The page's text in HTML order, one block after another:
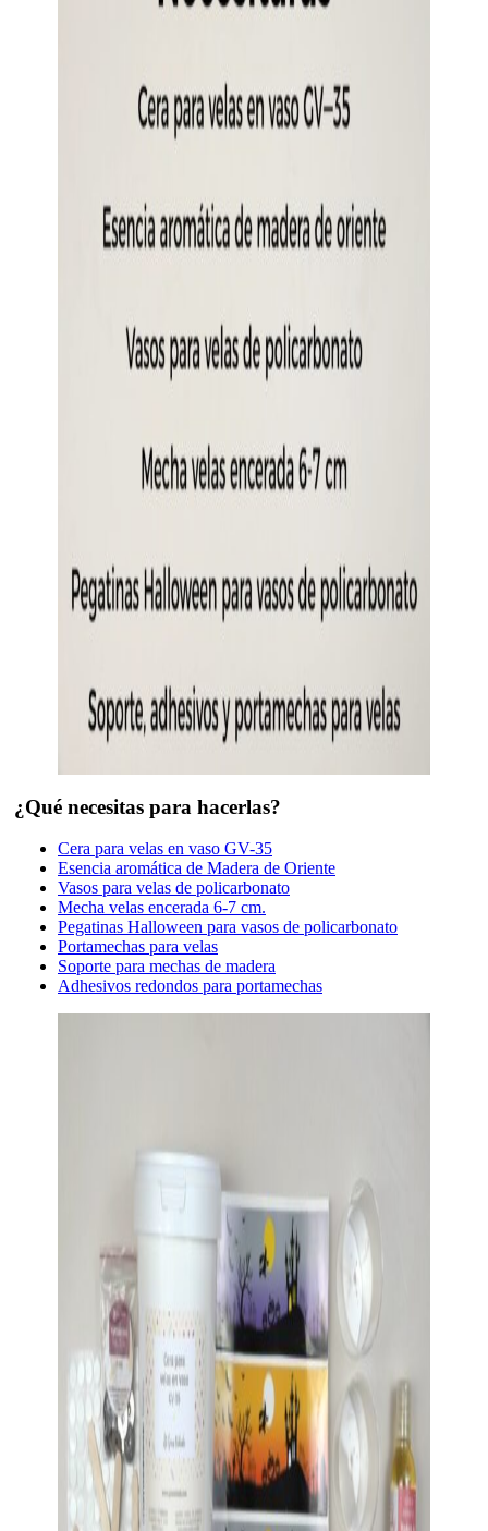
¿Qué necesitas para hacerlas?
Cera para velas en vaso GV-35
Esencia aromática de Madera de Oriente
Vasos para velas de policarbonato
Mecha velas encerada 6-7 cm.
Pegatinas Halloween para vasos de policarbonato
Portamechas para velas
Soporte para mechas de madera
Adhesivos redondos para portamechas